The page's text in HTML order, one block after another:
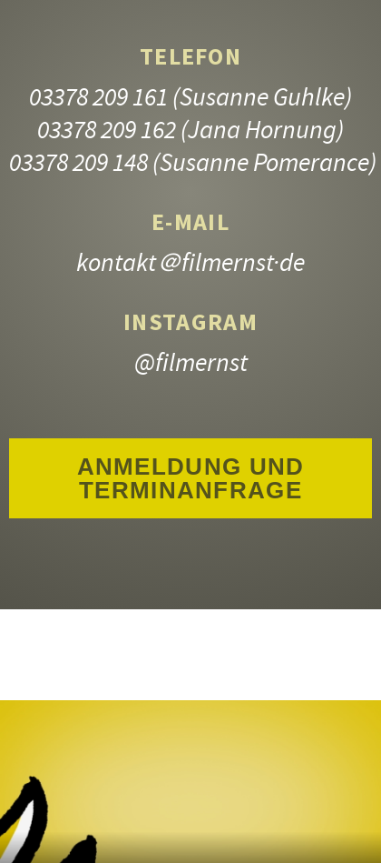
JUNGE MÜTTER
9.–13. Jahrgangsstufe
TELEFON
03378 209 161 (Susanne Guhlke)
03378 209 162(Jana Hornung)
03378 209 148(Susanne Pomerance)
E-MAIL
kontakt＠filmernst·de
INSTAGRAM
@filmernst
ANMELDUNG UND
TERMINANFRAGE